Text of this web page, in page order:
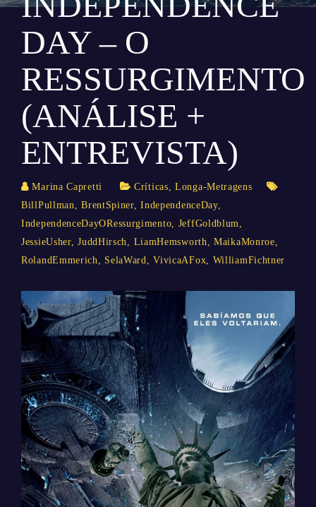
DAY – O
RESSURGIMENTO
(ANÁLISE +
ENTREVISTA)
Marina Capretti Críticas,Longa-Metragens
BillPullman,BrentSpiner,IndependenceDay,
IndependenceDayORessurgimento, JeffGoldblum,
JessieUsher,JuddHirsch, LiamHemsworth,MaikaMonroe,
RolandEmmerich, SelaWard,VivicaAFox, WilliamFichtner